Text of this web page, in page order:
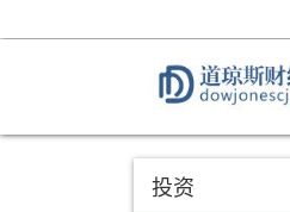
投资